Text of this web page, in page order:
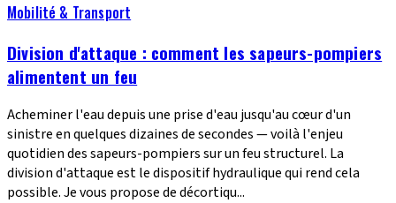
Mobilité & Transport
Division d'attaque : comment les sapeurs-pompiers
alimentent un feu
Acheminer l'eau depuis une prise d'eau jusqu'au cœur d'un
sinistre en quelques dizaines de secondes — voilà l'enjeu
quotidien des sapeurs-pompiers sur un feu structurel. La
division d'attaque est le dispositif hydraulique qui rend cela
possible. Je vous propose de décortiqu...